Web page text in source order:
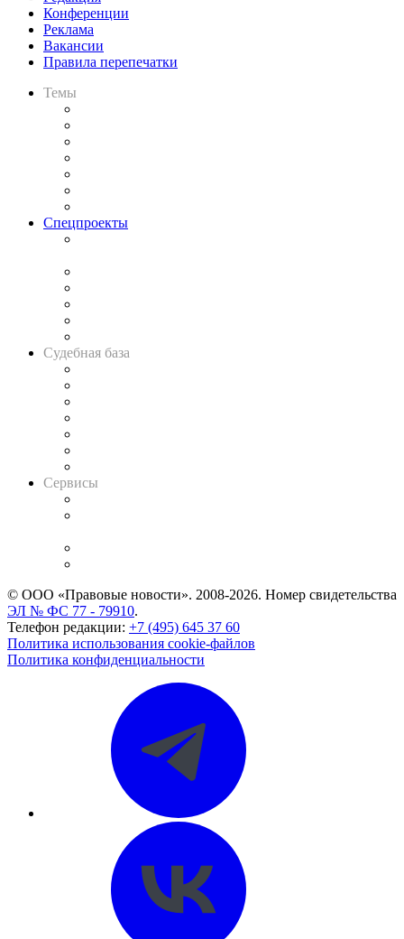
Конференции
Реклама
Вакансии
Правила перепечатки
Темы
Спецпроекты
Судебная база
Сервисы
© ООО «Правовые новости». 2008-2026. Номер свидетельства
ЭЛ № ФС 77 - 79910.
Телефон редакции: +7 (495) 645 37 60
Политика использования cookie-файлов
Политика конфиденциальности